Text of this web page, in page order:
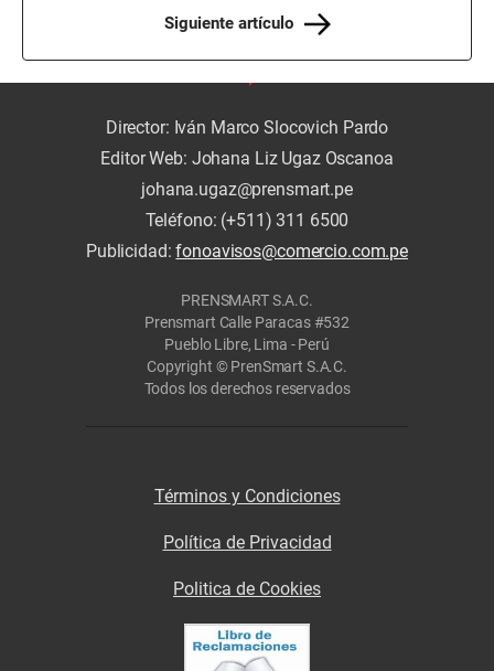
Siguiente artículo
Director: Iván Marco Slocovich Pardo
Editor Web: Johana Liz Ugaz Oscanoa
johana.ugaz@prensmart.pe
Teléfono: (+511) 311 6500
Publicidad:fonoavisos@comercio.com.pe
PRENSMART S.A.C.
Prensmart Calle Paracas #532
Pueblo Libre, Lima - Perú
Copyright © PrenSmart S.A.C.
Todos los derechos reservados
Términos y Condiciones
Política de Privacidad
Politica de Cookies